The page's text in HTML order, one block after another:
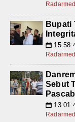
Bupati
📅
Sebut
📅